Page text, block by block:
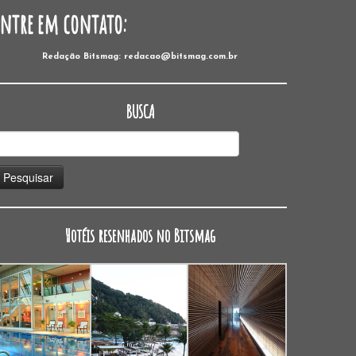
em contato:
Redação Bitsmag: redacao@bitsmag.com.br
BUSCA
Hotéis resenhados no Bitsmag